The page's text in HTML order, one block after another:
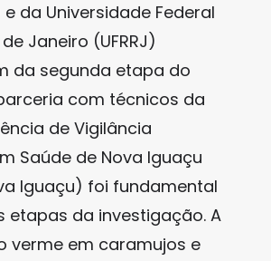
e da Universidade Federal
Janeiro (UFRRJ)
da segunda etapa do
com técnicos da
de Vigilância
Saúde de Nova Iguaçu
Iguaçu) foi fundamental
etapas da investigação. A
verme em caramujos e